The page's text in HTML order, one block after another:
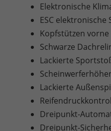
Elektronische
ESC
Kopfstützen vorne
Schwarze
Lackierte
Lackierte
Dreipunkt-
Dreipunkt-